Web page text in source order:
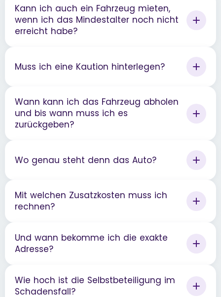
Kann ich auch ein Fahrzeug mieten,
wenn ich das Mindestalter noch nicht
erreicht habe?
Muss ich eine Kaution hinterlegen?
Wann kann ich das Fahrzeug abholen
und bis wann muss ich es
zurückgeben?
Wo genau steht denn das Auto?
Mit welchen Zusatzkosten muss ich
rechnen?
Und wann bekomme ich die exakte
Adresse?
Wie hoch ist die Selbstbeteiligung im
Schadensfall?